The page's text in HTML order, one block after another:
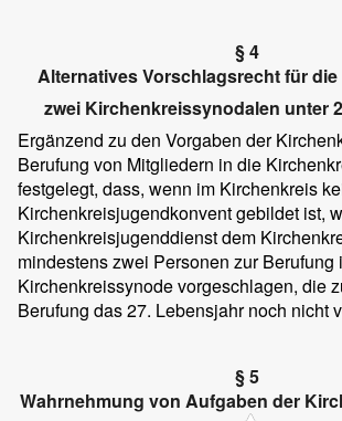
§ 4
Alternatives Vorschlagsrecht für
zwei Kirchenkreissynodalen unter
Ergänzend zu den Vorgaben der
Berufung von Mitgliedern in die
festgelegt, dass, wenn im Kirchenkreis
Kirchenkreisjugendkonvent gebildet ist,
Kirchenkreisjugenddienst dem
mindestens zwei Personen zur Berufung
Kirchenkreissynode vorgeschlagen, die
Berufung das 27. Lebensjahr noch nicht
§ 5
Wahrnehmung von Aufgaben der